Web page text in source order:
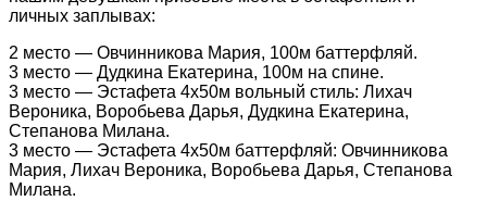
личных заплывах:
2 место — Овчинникова Мария, 100м баттерфляй.
3 место — Дудкина Екатерина, 100м на спине.
3 место — Эстафета 4х50м вольный стиль: Лихач
Вероника, Воробьева Дарья, Дудкина Екатерина,
Степанова Милана.
3 место — Эстафета 4х50м баттерфляй: Овчинникова
Мария, Лихач Вероника, Воробьева Дарья, Степанова
Милана.